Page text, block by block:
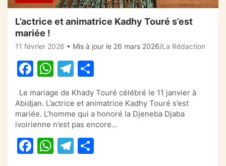
L’actrice et animatrice Kadhy Touré s’est
mariée !
11 février 2026 • Mis à jour le 26 mars 2026 La Rédaction
F
c
e
b
o
W
at
s
A
p
T
el
e
gr
a
m
ar
ta
g
er
Le mariage de Khady Touré célébré le 11 janvier à
Abidjan. L’actrice et animatrice Kadhy Touré s’est
mariée. L’homme qui a honoré la Djeneba Djaba
ivoirienne n’est pas encore…
F
W T